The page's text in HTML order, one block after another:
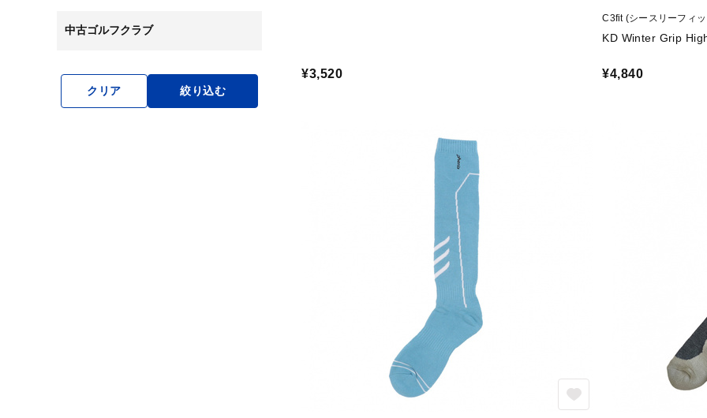
中古ゴルフクラブ
クリア 絞り込む
¥3,520
C3fit (シースリーフィ
KD Winter Grip
¥4,840